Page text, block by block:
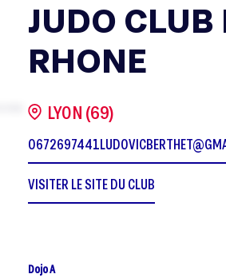
JUDO CLUB
RHONE
LYON (69)
0672697441
VISITER LE SITE DU CLUB
Dojo A